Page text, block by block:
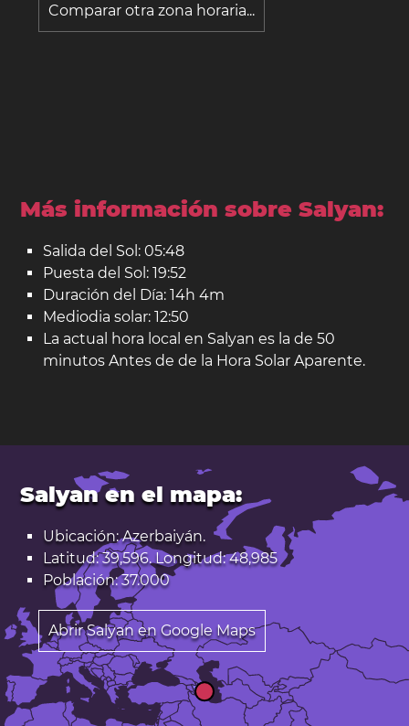
Comparar otra zona horaria...
Más información sobre Salyan:
Salida del Sol: 05:48
Puesta del Sol: 19:52
Duración del Día: 14h 4m
Mediodia solar: 12:50
La actual hora local en Salyan es la de 50
minutos Antes de de la Hora Solar Aparente.
Salyan en el mapa:
Ubicación: Azerbaiyán.
Latitud: 39,596. Longitud: 48,985
Población: 37.000
Abrir Salyan en Google Maps